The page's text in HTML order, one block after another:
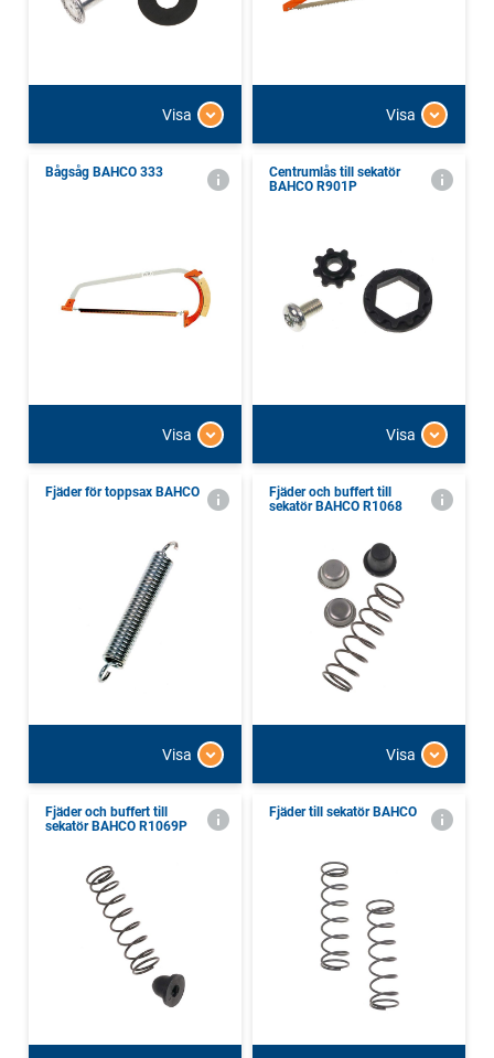
Visa Visa
Bågsåg BAHCO 333
Visa
Centrumlås till sekatör
BAHCO R901P
Visa
Fjäder för toppsax BAHCO
Visa
Fjäder och buffert till
sekatör BAHCO R1068
Visa
Fjäder och buffert till
sekatör BAHCO R1069P
Fjäder till sekatör BAHCO